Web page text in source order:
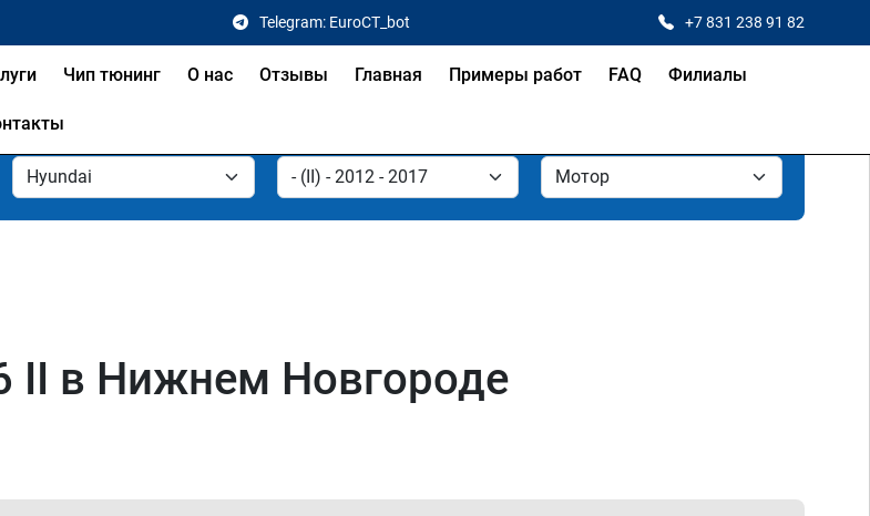
Telegram: EuroCT_bot +7 831 238 91 82
Чип тюнинг О нас Отзывы Главная Примеры работ FAQ Филиалы
II в Нижнем Новгороде